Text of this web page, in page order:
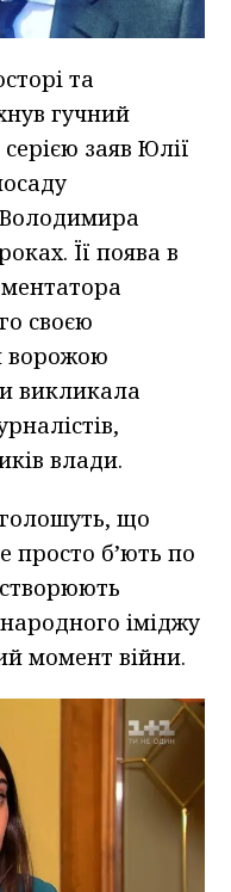
та
гучний
заяв Юлії
Її поява в
своєю
ворожою
викликала
влади.
що
просто б’ють по
іміджу
момент війни.